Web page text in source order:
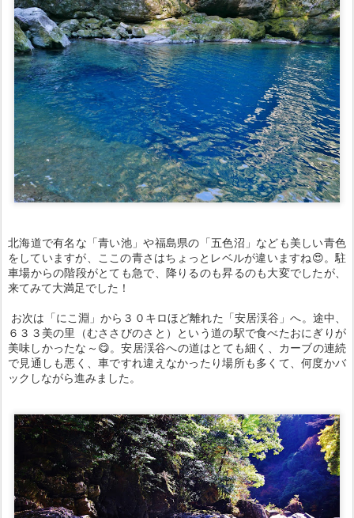
北海道で有名な「青い池」や福島県の「五色沼」なども美しい青色
をしていますが、ここの青さはちょっとレベルが違いますね😍。駐
車場からの階段がとても急で、降りるのも昇るのも大変でしたが、
来てみて大満足でした！
お次は「にこ淵」から３０キロほど離れた「安居渓谷」へ。途中、
６３３美の里（むささびのさと）という道の駅で食べたおにぎりが
美味しかったな～😋。安居渓谷への道はとても細く、カーブの連続
で見通しも悪く、車ですれ違えなかったり場所も多くて、何度かバ
ックしながら進みました。